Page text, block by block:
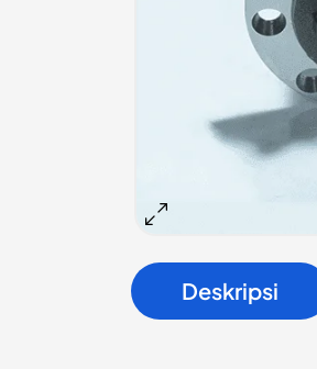
Deskripsi